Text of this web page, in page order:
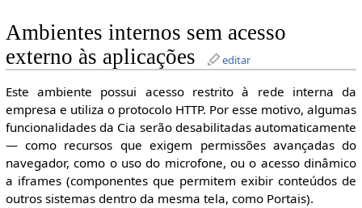
Ambientes internos sem acesso
externo às aplicações
editar
Este ambiente possui acesso restrito à rede interna da
empresa e utiliza o protocolo HTTP. Por esse motivo, algumas
funcionalidades da Cia serão desabilitadas automaticamente
— como recursos que exigem permissões avançadas do
navegador, como o uso do microfone, ou o acesso dinâmico
a iframes (componentes que permitem exibir conteúdos de
outros sistemas dentro da mesma tela, como Portais).